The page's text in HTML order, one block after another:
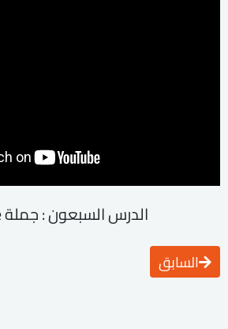
الدرس السبعون : جملة private
السابق